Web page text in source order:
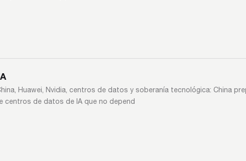
Huawei, Nvidia, centros de datos y soberanía tecnológica: China
centros de datos de IA que no depend